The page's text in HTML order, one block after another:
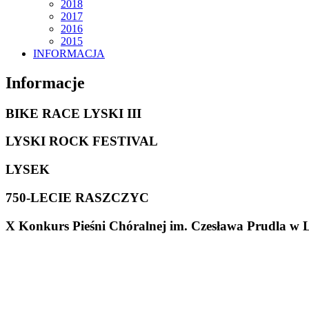
2018
2017
2016
2015
INFORMACJA
Informacje
BIKE RACE LYSKI III
LYSKI ROCK FESTIVAL
LYSEK
750-LECIE RASZCZYC
X Konkurs Pieśni Chóralnej im. Czesława Prudla w